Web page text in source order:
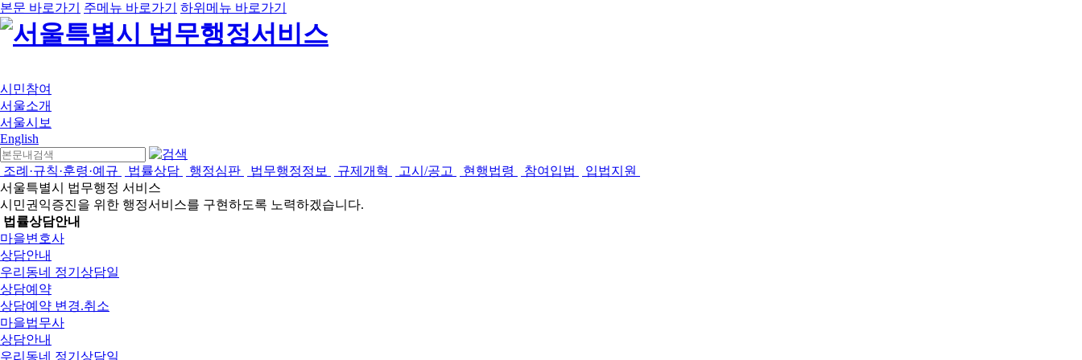
본문 바로가기 주메뉴 바로가기 하위메뉴 바로가기
시민참여
서울소개
서울시보
English
조례·규칙·훈령·예규 법률상담 행정심판 법무행정정보 규제개혁 고시/공고 현행법령 참여입법
입법지원
서울특별시 법무행정 서비스
시민권익증진을 위한 행정서비스를 구현하도록 노력하겠습니다.
법률상담안내
마을변호사
상담안내
우리동네 정기상담일
상담예약
상담예약 변경.취소
마을법무사
상담안내
우리동네 정기상담일